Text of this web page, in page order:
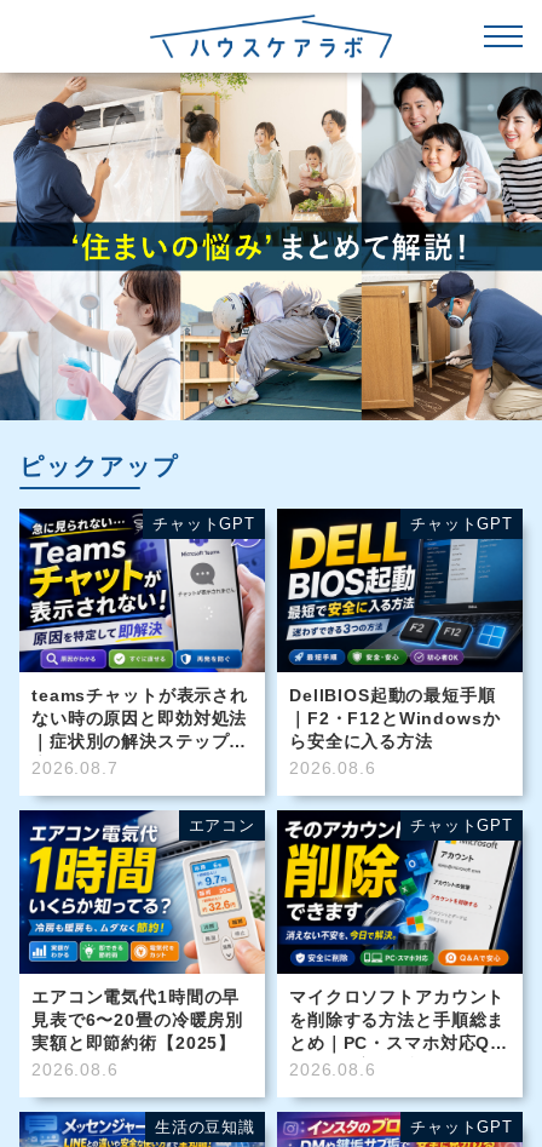
ピックアップ
teamsチャットが表示され
ない時の原因と即効対処法
｜症状別の解決ステップ徹
底ガイド
2026.08.7
チャットGPT
DellBIOS起動の最短手順
｜F2・F12とWindowsか
ら安全に入る方法
2026.08.6
チャットGPT
エアコン電気代1時間の早
見表で6〜20畳の冷暖房別
実額と即節約術【2025】
2026.08.6
エアコン
マイクロソフトアカウント
を削除する方法と手順総ま
とめ｜PC・スマホ対応Q&
A付きで安全解説
2026.08.6
チャットGPT
生活の豆知識 チャットGPT